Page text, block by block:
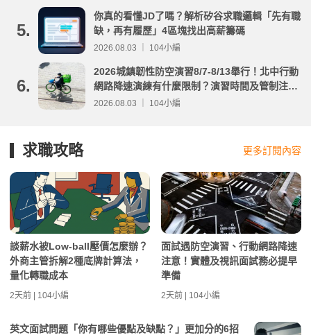
5.
你真的看懂JD了嗎？解析矽谷求職邏輯「先有職
缺，再有履歷」4區塊找出高薪籌碼
2026.08.03 ｜ 104小編
6.
2026城鎮韌性防空演習8/7-8/13舉行！北中行動
網路降速演練有什麼限制？演習時間及管制注意
事項整理
2026.08.03 ｜ 104小編
求職攻略 更多訂閱內容
談薪水被Low-ball壓價怎麼辦？
外商主管拆解2種底牌計算法，
量化轉職成本
2天前 | 104小編
面試遇防空演習、行動網路降速
注意！實體及視訊面試務必提早
準備
2天前 | 104小編
英文面試問題「你有哪些優點及缺點？」更加分的6招